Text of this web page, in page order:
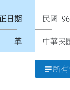
日期 民國
革 中華民
subject 所有